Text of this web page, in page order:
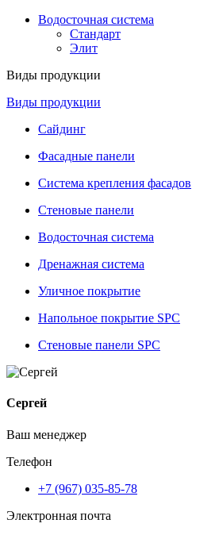
Водосточная система
Стандарт
Элит
Виды продукции
Виды продукции
Сайдинг
Фасадные панели
Система крепления фасадов
Стеновые панели
Водосточная система
Дренажная система
Уличное покрытие
Напольное покрытие SPC
Стеновые панели SPC
Сергей
Ваш менеджер
Телефон
+7 (967) 035-85-78
Электронная почта